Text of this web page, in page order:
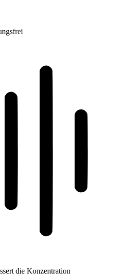
die Konzentration